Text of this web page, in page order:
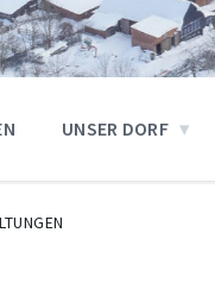
UNSER DORF